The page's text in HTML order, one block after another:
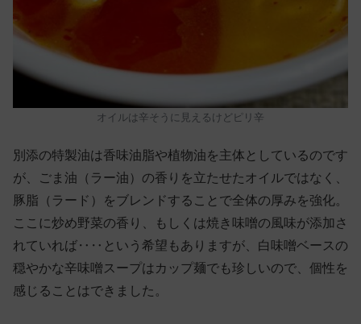
オイルは辛そうに見えるけどピリ辛
別添の特製油は香味油脂や植物油を主体としているのです
が、ごま油（ラー油）の香りを立たせたオイルではなく、
豚脂（ラード）をブレンドすることで全体の厚みを強化。
ここに炒め野菜の香り、もしくは焼き味噌の風味が添加さ
れていれば‥‥という希望もありますが、白味噌ベースの
穏やかな辛味噌スープはカップ麺でも珍しいので、個性を
感じることはできました。